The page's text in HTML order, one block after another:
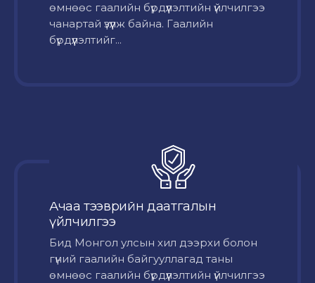
өмнөөс гаалийн бүрдүүлэлтийн үйлчилгээ
чанартай үзүүлж байна. Гаалийн
бүрдүүлэлтийг...
Ачаа тээврийн даатгалын
үйлчилгээ
Бид Монгол улсын хил дээрхи болон
гүний гаалийн байгууллагад таны
өмнөөс гаалийн бүрдүүлэлтийн үйлчилгээ